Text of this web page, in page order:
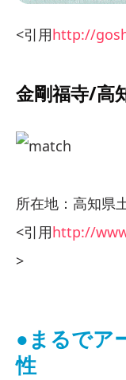
<引用http://
金剛福寺/高
所在地：高知県
<引用http://
>
●まるでア
性